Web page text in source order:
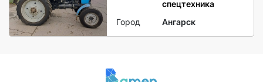
спецтехника
Город
Ангарск